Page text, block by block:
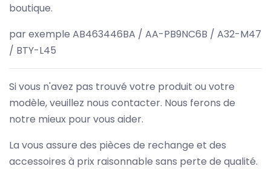
boutique.
par exemple AB463446BA / AA-PB9NC6B / A32-M47
/ BTY-L45
Si vous n'avez pas trouvé votre produit ou votre
modèle, veuillez nous contacter. Nous ferons de
notre mieux pour vous aider.
La vous assure des pièces de rechange et des
accessoires à prix raisonnable sans perte de qualité.